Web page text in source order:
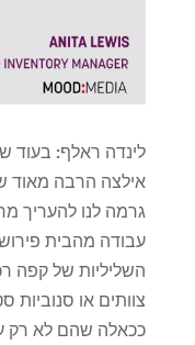
לינדה ראלף: בעוד
אילצה הרבה מאוד
גרמה לנו להעריך
עבודה מהבית
השליליות של קפה
צוותים או סנוביות
ככאלה שהם לא רק